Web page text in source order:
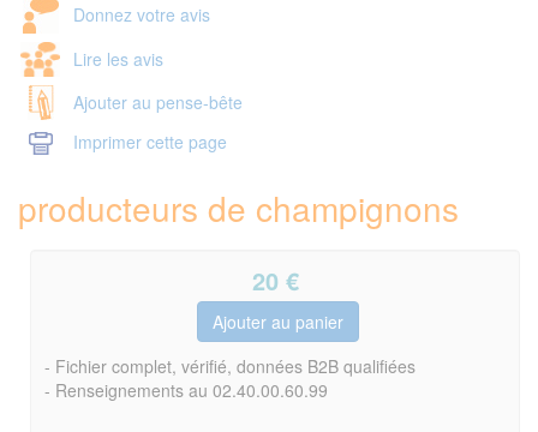
Donnez votre avis
Lire les avis
Ajouter au pense-bête
Imprimer cette page
producteurs de champignons
20 €
- Fichier complet, vérifié, données B2B qualifiées
- Renseignements au 02.40.00.60.99